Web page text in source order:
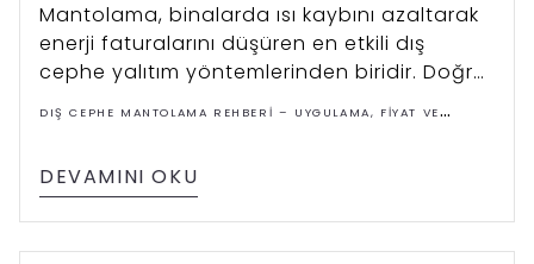
Mantolama, binalarda ısı kaybını azaltarak
enerji faturalarını düşüren en etkili dış
cephe yalıtım yöntemlerinden biridir. Doğru
uygulanan mantolama sistemi %30–50
arası enerji tasarrufu sağlayabilir.
DIŞ CEPHE MANTOLAMA REHBERI – UYGULAMA, FIYAT VE
DEVAMINI OKU